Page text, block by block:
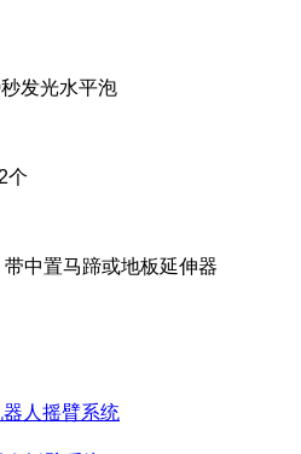
发光水平泡
个
中置马蹄或地板延伸器